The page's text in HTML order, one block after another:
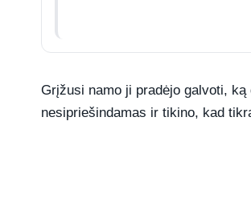
Grįžusi namo ji pradėjo galvoti,
nesipriešindamas ir tikino, kad